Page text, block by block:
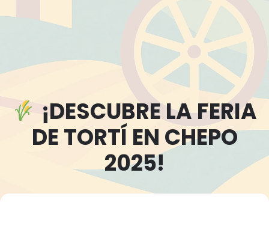
¡DESCUBRE LA FERIA
DE TORTÍ EN CHEPO
2025!